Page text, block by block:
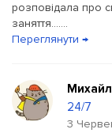
розповідала про
заняття.......
Переглянути →
24/7
3